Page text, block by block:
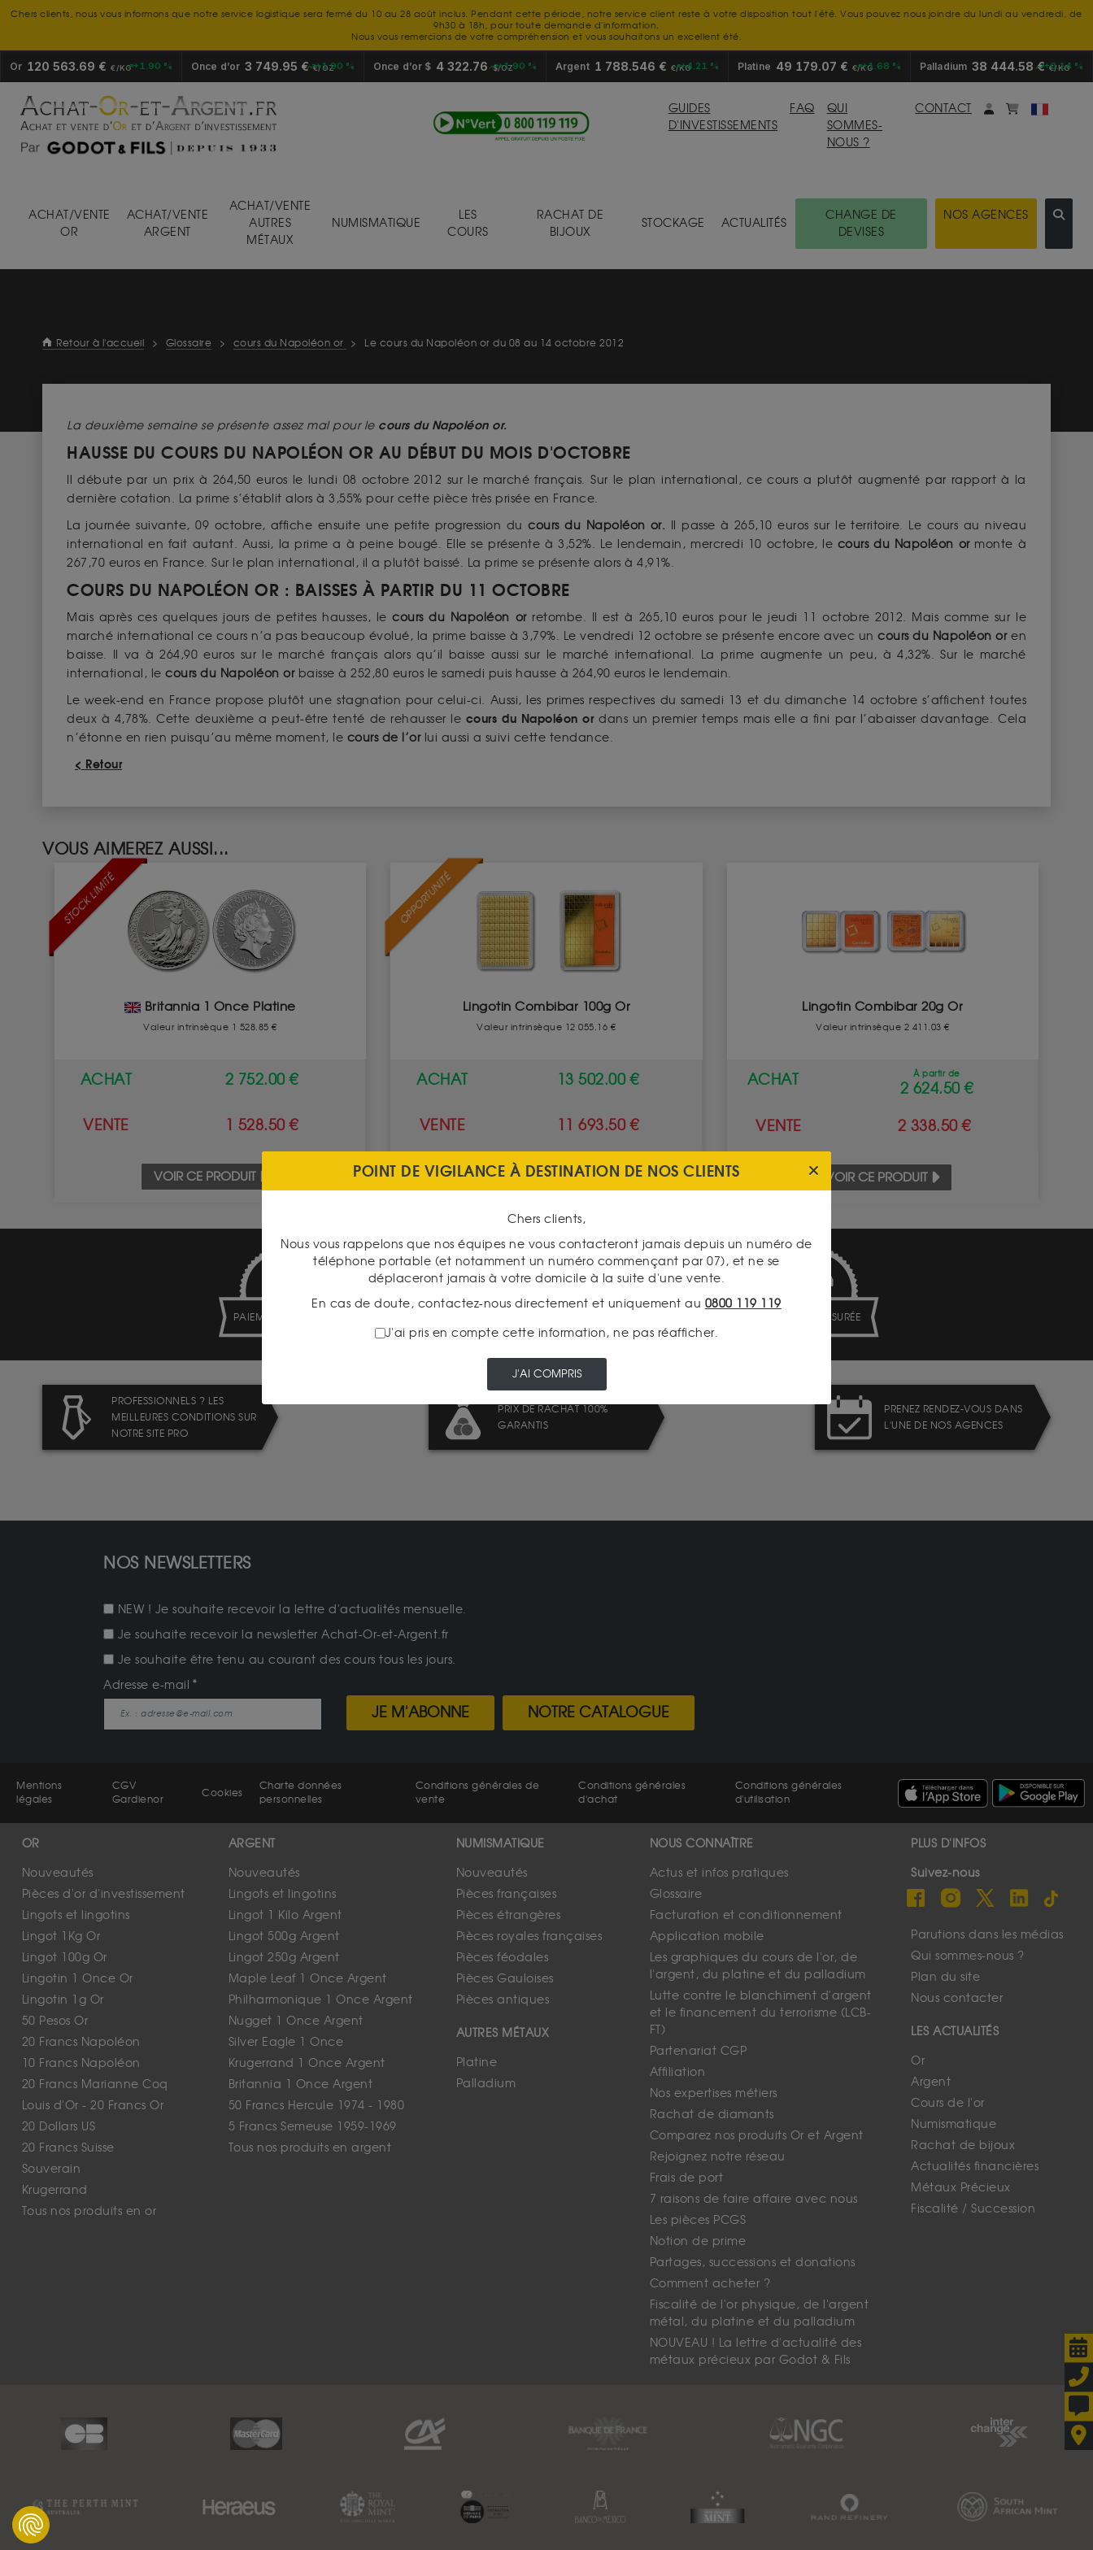
Chers clients, nous vous informons que notre service logistique sera fermé du 10 au 28 août inclus. Pendant cette période, notre service client reste à votre disposition tout l'été. Vous pouvez nous joindre du lundi au vendredi, de
9h30 à 18h, pour toute demande d'information.
Nous vous remercions de votre compréhension et vous souhaitons un excellent été.
Or 120 563.69 € €/KG +1.90 % Once d’or 3 749.95 €€/OZ
+1.90 % Once d’or $ 4 322.76 $/OZ
+1.90 % Argent 1 788.546 € €/KG+4.21 % Platine 49 179.07 € €/KG+1.68 % Palladium 38 444.58 €€/KG
+0.14 %
GUIDES
D'INVESTISSEMENTS
FAQ
QUI
SOMMES-
NOUS ?
CONTACT Mon compte
monpanier
ACHAT/VENTE
OR
ACHAT/VENTE
ARGENT
ACHAT/VENTE
AUTRES
MÉTAUX
NUMISMATIQUE
LES
COURS
RACHAT DE
BIJOUX
STOCKAGE ACTUALITÉS
CHANGE DE
DEVISES
NOS AGENCES
Retour à l'accueil > Glossaire > cours du Napoléon or > Le cours du Napoléon or du 08 au 14 octobre 2012
La deuxième semaine se présente assez mal pour le cours du Napoléon or.
HAUSSE DU COURS DU NAPOLÉON OR AU DÉBUT DU MOIS D'OCTOBRE
Il débute par un prix à 264,50 euros le lundi 08 octobre 2012 sur le marché français. Sur le plan international, ce cours a plutôt augmenté par rapport à la
dernière cotation. La prime s’établit alors à 3,55% pour cette pièce très prisée en France.
La journée suivante, 09 octobre, affiche ensuite une petite progression ducours du Napoléon or.
Il passe à 265,10 euros sur le territoire. Le cours au niveau
international en fait autant. Aussi, la prime a à peine bougé. Elle se présente à 3,52%. Le lendemain, mercredi 10 octobre, le cours du Napoléon or monte à
267,70 euros en France. Sur le plan international, il a plutôt baissé. La prime se présente alors à 4,91%.
COURS DU NAPOLÉON OR : BAISSES À PARTIR DU 11 OCTOBRE
Mais après ces quelques jours de petites hausses, lecours du Napoléon or retombe. Il est à 265,10 euros pour le jeudi 11 octobre 2012. Mais comme sur le
marché international ce cours n’a pas beaucoup évolué, la prime baisse à 3,79%. Le vendredi 12 octobre se présente encore avec uncours du Napoléon oren
baisse. Il va à 264,90 euros sur le marché français alors qu’il baisse aussi sur le marché international. La prime augmente un peu, à 4,32%. Sur le marché
international, le cours du Napoléon or baisse à 252,80 euros le samedi puis hausse à 264,90 euros le lendemain.
Le week-end en France propose plutôt une stagnation pour celui-ci. Aussi, les primes respectives du samedi 13 et du dimanche 14 octobre s’affichent toutes
deux à 4,78%. Cette deuxième a peut-être tenté de rehausser le cours du Napoléon ordans un premier temps mais elle a fini par l’abaisser davantage. Cela
n’étonne en rien puisqu’au même moment, le cours de l’orlui aussi a suivi cette tendance.
< Retour
VOUS AIMEREZ AUSSI...
STOCK LIMITÉ
Britannia 1 Once Platine
Valeur intrinsèque 1 528.85 €
ACHAT 2 752.00 €
VENTE 1 528.50 €
VOIR CE PRODUIT
OPPORTUNITÉ
Lingotin Combibar 100g Or
Valeur intrinsèque 12 055.16 €
ACHAT 13 502.00 €
VENTE 11 693.50 €
VOIR CE PRODUIT
Lingotin Combibar 20g Or
Valeur intrinsèque 2 411.03 €
ACHAT À partir de
2 624.50 €
VENTE 2 338.50 €
VOIR CE PRODUIT
PAIEMENT SECURISÉ
TRANSPARENCE DES
LIVRAISON ASSURÉE
PROFESSIONNELS ? LES
MEILLEURES CONDITIONS SUR
NOTRE SITE PRO
PRIX DE RACHAT 100%
GARANTIS
PRENEZ RENDEZ-VOUS DANS
L'UNE DE NOS AGENCES
NOS NEWSLETTERS
NEW ! Je souhaite recevoir la lettre d'actualités mensuelle.
Je souhaite recevoir la newsletter Achat-Or-et-Argent.fr
Je souhaite être tenu au courant des cours tous les jours.
Adresse e-mail
JE M'ABONNE NOTRE CATALOGUE
Mentions
légales
CGV
Gardienor
Cookies
Charte données
personnelles
Conditions générales de
vente
Conditions générales
d'achat
Conditions générales
d'utilisation
OR
Nouveautés
Pièces d'or d'investissement
Lingots et lingotins
Lingot 1Kg Or
Lingot 100g Or
Lingotin 1 Once Or
Lingotin 1g Or
50 Pesos Or
20 Francs Napoléon
10 Francs Napoléon
20 Francs Marianne Coq
Louis d'Or - 20 Francs Or
20 Dollars US
20 Francs Suisse
Souverain
Krugerrand
Tous nos produits en or
ARGENT
Nouveautés
Lingots et lingotins
Lingot 1 Kilo Argent
Lingot 500g Argent
Lingot 250g Argent
Maple Leaf 1 Once Argent
Philharmonique 1 Once Argent
Nugget 1 Once Argent
Silver Eagle 1 Once
Krugerrand 1 Once Argent
Britannia 1 Once Argent
50 Francs Hercule 1974 - 1980
5 Francs Semeuse 1959-1969
Tous nos produits en argent
NUMISMATIQUE
Nouveautés
Pièces françaises
Pièces étrangères
Pièces royales françaises
Pièces féodales
Pièces Gauloises
Pièces antiques
AUTRES MÉTAUX
Platine
Palladium
NOUS CONNAÎTRE
Actus et infos pratiques
Glossaire
Facturation et conditionnement
Application mobile
Les graphiques du cours de l'or, de
l'argent, du platine et du palladium
Lutte contre le blanchiment d'argent
et le financement du terrorisme (LCB-
FT)
Partenariat CGP
Affiliation
Nos expertises métiers
Rachat de diamants
Comparez nos produits Or et Argent
Rejoignez notre réseau
Frais de port
7 raisons de faire affaire avec nous
Les pièces PCGS
Notion de prime
Partages, successions et donations
Comment acheter ?
Fiscalité de l'or physique, de l'argent
métal, du platine et du palladium
NOUVEAU ! La lettre d'actualité des
métaux précieux par Godot & Fils
PLUS D'INFOS
Suivez-nous
Parutions dans les médias
Qui sommes-nous ?
Plan du site
Nous contacter
LES ACTUALITÉS
Or
Argent
Cours de l'or
Numismatique
Rachat de bijoux
Actualités financières
Métaux Précieux
Fiscalité / Succession
POINT DE VIGILANCE À DESTINATION DE NOS CLIENTS
Chers clients,
Nous vous rappelons que nos équipes ne vous contacteront jamais depuis un numéro de
téléphone portable (et notamment un numéro commençant par 07), et ne se
déplaceront jamais à votre domicile à la suite d'une vente.
En cas de doute, contactez-nous directement et uniquement au 0800 119 119
J'ai pris en compte cette information, ne pas réafficher.
J'AI COMPRIS